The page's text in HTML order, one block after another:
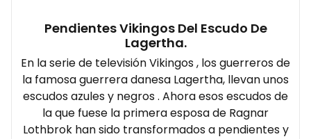
Pendientes Vikingos Del Escudo De
Lagertha.
En la serie de televisión Vikingos , los guerreros de
la famosa guerrera danesa Lagertha, llevan unos
escudos azules y negros . Ahora esos escudos de
la que fuese la primera esposa de Ragnar
Lothbrok han sido transformados a pendientes y